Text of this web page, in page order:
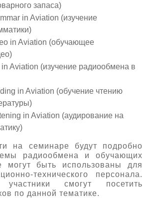
МВЦ «Крокус Экспо»
Крокус Экспо
запаса)
in Aviation (изучение
in Aviation (обучающее
Aviation (изучение радиообмена в
in Aviation (обучение чтению
in Aviation (аудирование на
на семинаре будут подробно
радиообмена и обучающих
могут быть использованы для
технического персонала.
смогут посетить
по данной тематике.